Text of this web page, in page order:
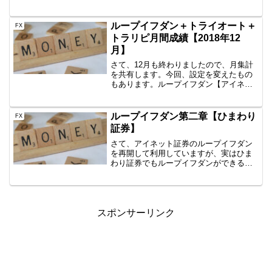
変態仕様だったんです。そのため、4時間
足...
FX
ループイフダン＋トライオート＋
トラリピ月間成績【2018年12
月】
さて、12月も終わりましたので、月集計
を共有します。今回、設定を変えたもの
もあります。ループイフダン【アイネッ
ます。今は、EURJPY、USDJPY、
EURUS...
FX
ループイフダン第二章【ひまわり
証券】
さて、アイネット証券のループイフダン
を再開して利用していますが、実はひま
わり証券でもループイフダンができるん
スポンサーリンク